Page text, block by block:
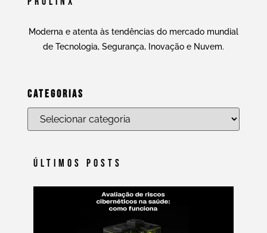
Moderna e atenta às tendências do mercado mundial
de Tecnologia, Segurança, Inovação e Nuvem.
Categorias
Últimos Posts